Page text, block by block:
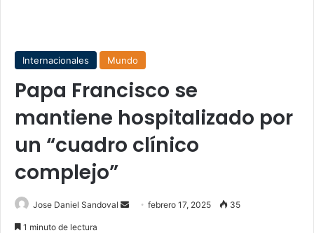
Internacionales Mundo
Papa Francisco se
mantiene hospitalizado por
un “cuadro clínico
complejo”
Jose Daniel Sandoval
Sendfebrero 17, 2025 35
1 minuto de lectura